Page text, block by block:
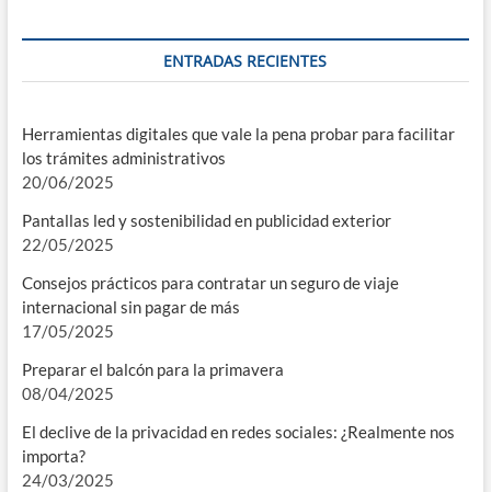
ENTRADAS RECIENTES
Herramientas digitales que vale la pena probar para facilitar
los trámites administrativos
20/06/2025
Pantallas led y sostenibilidad en publicidad exterior
22/05/2025
Consejos prácticos para contratar un seguro de viaje
internacional sin pagar de más
17/05/2025
Preparar el balcón para la primavera
08/04/2025
El declive de la privacidad en redes sociales: ¿Realmente nos
importa?
24/03/2025